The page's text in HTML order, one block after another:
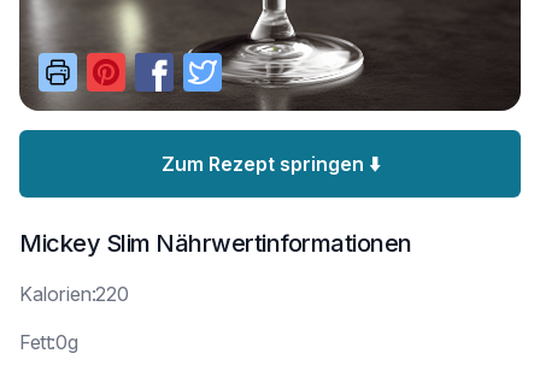
Zum Rezept springen ⬇️
Mickey Slim Nährwertinformationen
Kalorien:220
Fett:0g